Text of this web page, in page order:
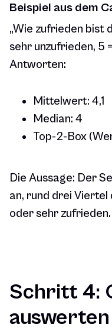
Beispiel aus dem
„Wie zufrieden bist
sehr unzufrieden, 5
Antworten:
Mittelwert: 4,1
Median: 4
Top-2-Box
Die Aussage: Der
an, rund drei
oder sehr zufrieden.
Schritt 4:
auswerten